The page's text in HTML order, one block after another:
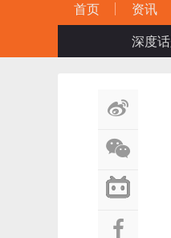
首页 资讯
深度